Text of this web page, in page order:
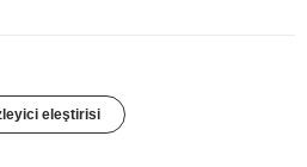
eleştirisi